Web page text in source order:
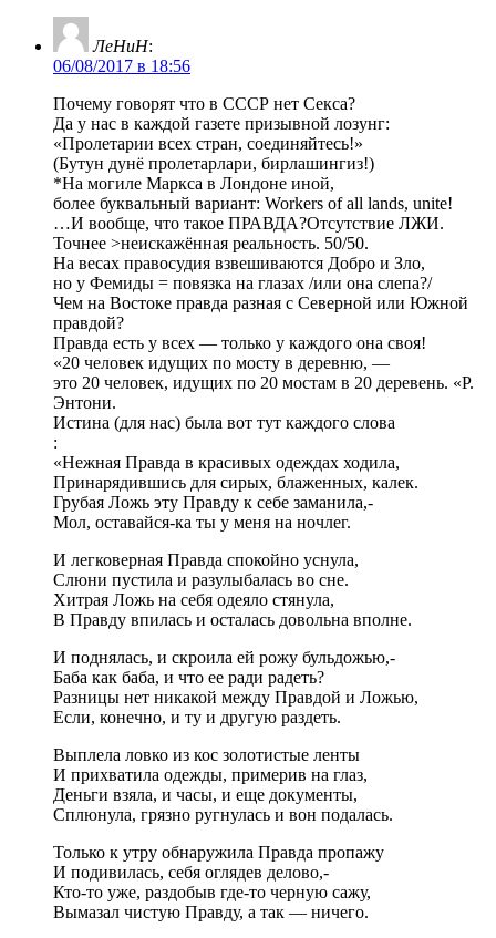
ЛеНиН:
06/08/2017 в 18:56
Почему говорят что в СССР нет Секса?
Да у нас в каждой газете призывной лозунг:
«Пролетарии всех стран, соединяйтесь!»
(Бутун дунё пролетарлари, бирлашингиз!)
*На могиле Маркса в Лондоне иной,
более буквальный вариант: Workers of all lands, unite!
…И вообще, что такое ПРАВДА?Отсутствие ЛЖИ.
Точнее >неискажённая реальность. 50/50.
На весах правосудия взвешиваются Добро и Зло,
но у Фемиды = повязка на глазах /или она слепа?/
Чем на Востоке правда разная с Северной или Южной
правдой?
Правда есть у всех — только у каждого она своя!
«20 человек идущих по мосту в деревню, —
это 20 человек, идущих по 20 мостам в 20 деревень. «Р.
Энтони.
Истина (для нас) была вот тут каждого слова
:
«Нежная Правда в красивых одеждах ходила,
Принарядившись для сирых, блаженных, калек.
Грубая Ложь эту Правду к себе заманила,-
Мол, оставайся-ка ты у меня на ночлег.
И легковерная Правда спокойно уснула,
Слюни пустила и разулыбалась во сне.
Хитрая Ложь на себя одеяло стянула,
В Правду впилась и осталась довольна вполне.
И поднялась, и скроила ей рожу бульдожью,-
Баба как баба, и что ее ради радеть?
Разницы нет никакой между Правдой и Ложью,
Если, конечно, и ту и другую раздеть.
Выплела ловко из кос золотистые ленты
И прихватила одежды, примерив на глаз,
Деньги взяла, и часы, и еще документы,
Сплюнула, грязно ругнулась и вон подалась.
Только к утру обнаружила Правда пропажу
И подивилась, себя оглядев делово,-
Кто-то уже, раздобыв где-то черную сажу,
Вымазал чистую Правду, а так — ничего.